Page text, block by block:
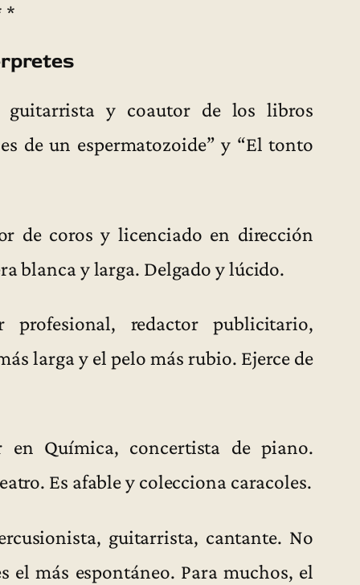
*
guitarrista y coautor de los libros
de un espermatozoide” y “El tonto
de coros y licenciado en dirección
blanca y larga. Delgado y lúcido.
redactor publicitario,
larga y el pelo más rubio. Ejerce de
Química, concertista de piano.
Es afable y colecciona caracoles.
guitarrista, cantante. No
más espontáneo. Para muchos, el